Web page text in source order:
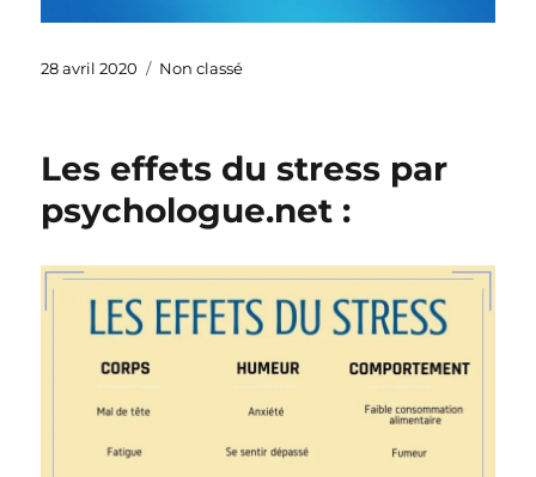
Publié
28 avril 2020 Catégories
Non classé
Les effets du stress par
psychologue.net :